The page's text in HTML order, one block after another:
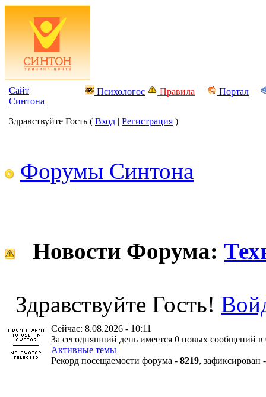
Сайт
Синтона
Психологос Правила Портал
Здравствуйте Гость ( Вход | Регистрация )
Форумы Синтона
Новости Форума:
Здравствуйте Гость!
Сейчас: 8.08.2026 - 10:11
За сегодняшний день имеется 0 новых сообщений в
Активные темы
Рекорд посещаемости форума - 8219, зафиксирован